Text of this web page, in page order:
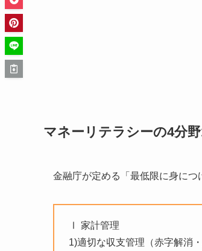
マネーリテラシーの4分野
金融庁が定める「最低限に身につ
Ⅰ 家計管理
1)適切な収支管理（赤字解消